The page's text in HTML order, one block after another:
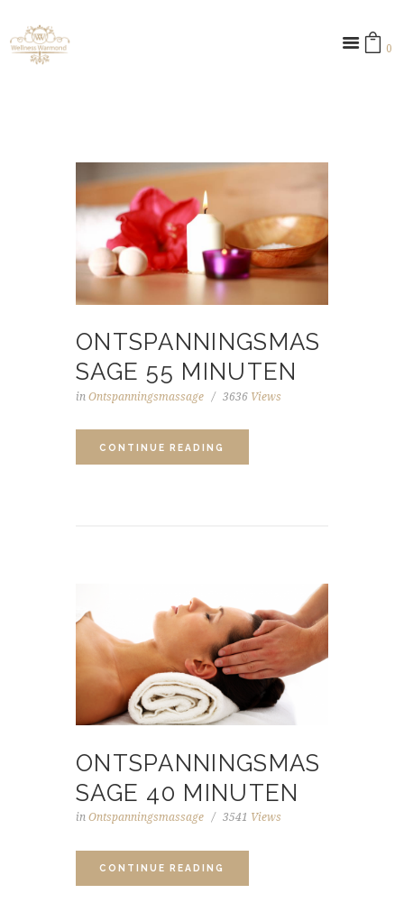
0 ­
ONTSPANNINGSMAS
SAGE 55 MINUTEN
in Ontspanningsmassage 3636 Views
CONTINUE READING
ONTSPANNINGSMAS
SAGE 40 MINUTEN
in Ontspanningsmassage 3541 Views
CONTINUE READING